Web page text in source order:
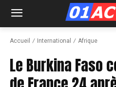
Accueil International Afrique
Le Burkina Faso